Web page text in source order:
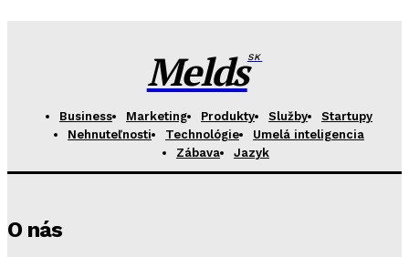
MeldsSK
Business Marketing Produkty Služby
Startupy
Nehnuteľnosti
Technológie
Umelá inteligencia
Zábava
Jazyk
O nás